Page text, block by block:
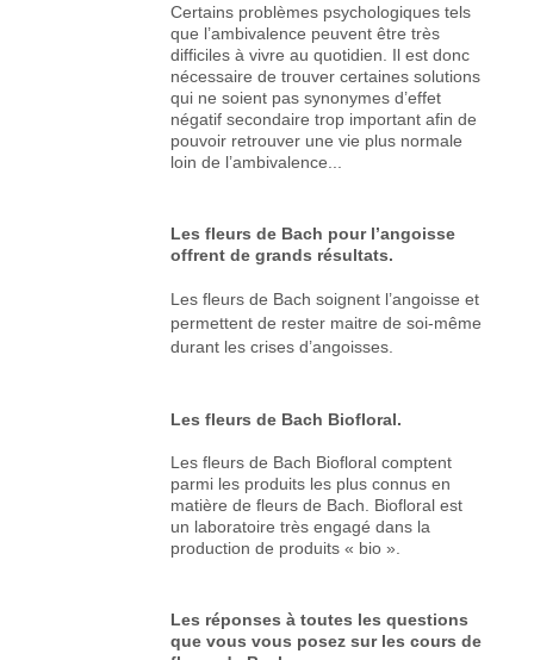
Certains problèmes psychologiques tels
que l’ambivalence peuvent être très
difficiles à vivre au quotidien. Il est donc
nécessaire de trouver certaines solutions
qui ne soient pas synonymes d’effet
négatif secondaire trop important afin de
pouvoir retrouver une vie plus normale
loin de l’ambivalence...
Les fleurs de Bach pour l’angoisse
offrent de grands résultats.
Les fleurs de Bach soignent l’angoisse et
permettent de rester maitre de soi-même
durant les crises d’angoisses.
Les fleurs de Bach Biofloral.
Les fleurs de Bach Biofloral comptent
parmi les produits les plus connus en
matière de fleurs de Bach. Biofloral est
un laboratoire très engagé dans la
production de produits « bio ».
Les réponses à toutes les questions
que vous vous posez sur les cours de